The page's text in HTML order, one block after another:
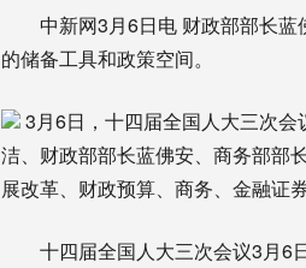
中新网3月6日电 财政部部长蓝
的储备工具和政策空间。
3月6日，十四届全国人大三次
洁、财政部部长蓝佛安、商务部部
展改革、财政预算、商务、金融证
十四届全国人大三次会议3月6日